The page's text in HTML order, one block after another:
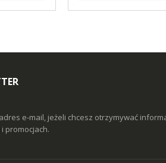
e-mail, jeżeli chcesz otrzymywać
promocjach.